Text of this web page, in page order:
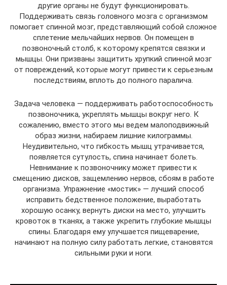
другие органы не будут функционировать.
Поддерживать связь головного мозга с организмом
помогает спинной мозг, представляющий собой сложное
сплетение мельчайших нервов. Он помещен в
позвоночный столб, к которому крепятся связки и
мышцы. Они призваны защитить хрупкий спинной мозг
от повреждений, которые могут привести к серьезным
последствиям, вплоть до полного паралича.
Задача человека — поддерживать работоспособность
позвоночника, укреплять мышцы вокруг него. К
сожалению, вместо этого мы ведем малоподвижный
образ жизни, набираем лишние килограммы.
Неудивительно, что гибкость мышц утрачивается,
появляется сутулость, спина начинает болеть.
Невнимание к позвоночнику может привести к
смещению дисков, защемлению нервов, сбоям в работе
организма. Упражнение «мостик» — лучший способ
исправить бедственное положение, выработать
хорошую осанку, вернуть диски на место, улучшить
кровоток в тканях, а также укрепить глубокие мышцы
спины. Благодаря ему улучшается пищеварение,
начинают на полную силу работать легкие, становятся
сильными руки и ноги.